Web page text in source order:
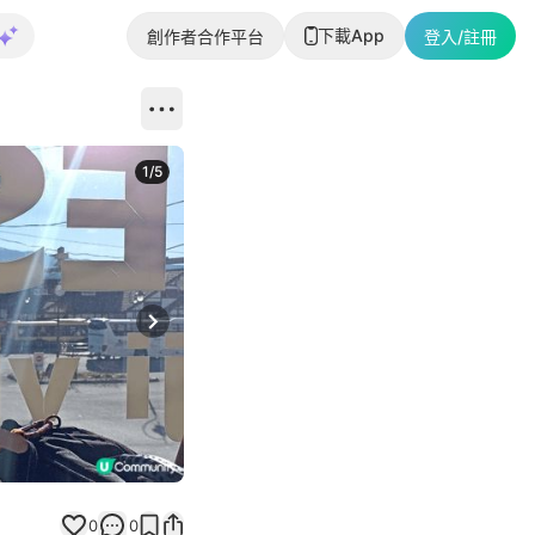
創作者合作平台 下載App 登入/註冊
Next slide
1/5
0 0